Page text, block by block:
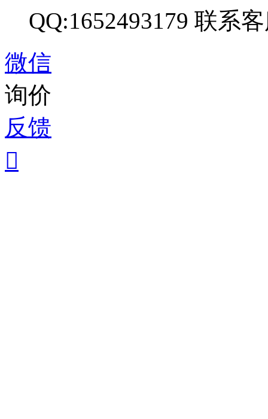
QQ:1652493179 联系
微信
询价
反馈
